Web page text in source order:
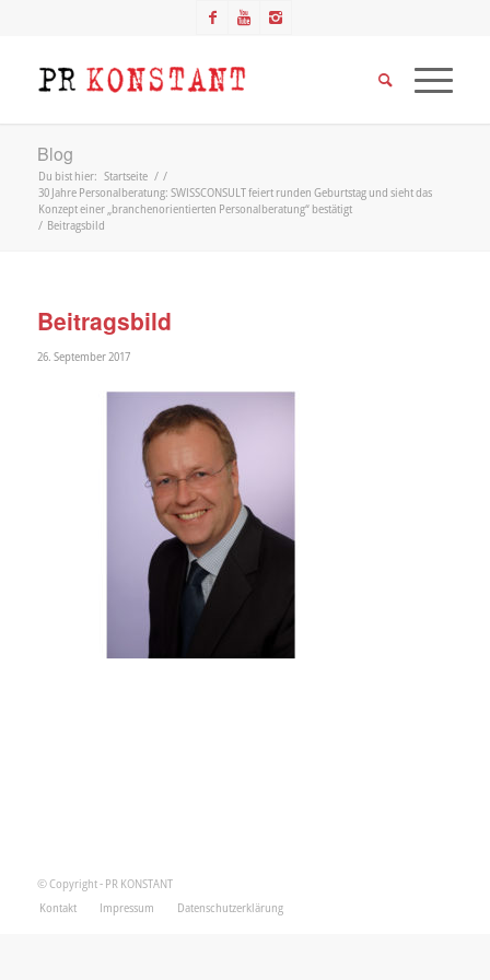
Blog
Du bist hier: Startseite / /
30 Jahre Personalberatung: SWISSCONSULT feiert runden Geburtstag und sieht das
Konzept einer „branchenorientierten Personalberatung“ bestätigt
/ Beitragsbild
Beitragsbild
26. September 2017
© Copyright - PR KONSTANT
Kontakt
Impressum Datenschutzerklärung